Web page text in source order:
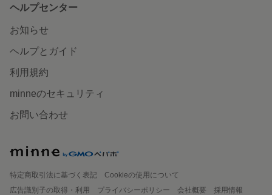
ヘルプセンター
お知らせ
ヘルプとガイド
利用規約
minneのセキュリティ
お問い合わせ
特定商取引法に基づく表記
Cookieの使用について
広告識別子の取得・利用
プライバシーポリシー 会社概要
採用情報